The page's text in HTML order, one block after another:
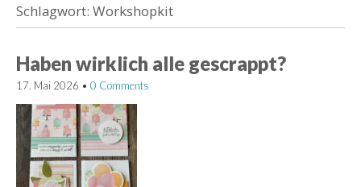
Schlagwort: Workshopkit
Haben wirklich alle gescrappt?
17. Mai 2026 • 0 Comments